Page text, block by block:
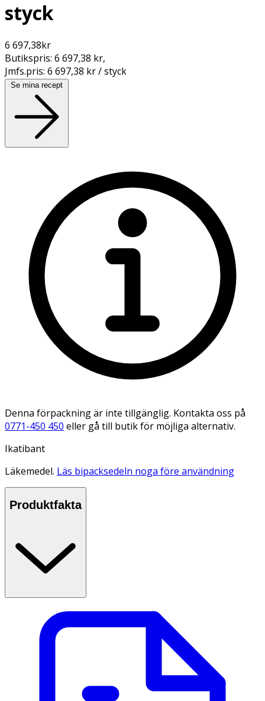
styck
6 697,38kr
Butikspris: 6 697,38 kr,
Jmfs.pris: 6 697,38 kr / styck
Se mina recept
Denna förpackning är inte tillgänglig. Kontakta oss på
0771-450 450 eller gå till butik för möjliga alternativ.
Ikatibant
Läkemedel. Läs bipacksedeln noga före användning
Produktfakta